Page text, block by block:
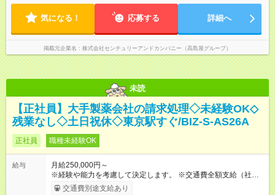
気になる！ 応募する 詳細へ
掲載元企業名 株式会社センチュリーアンドカンパニー（高島屋グループ）
未読
【正社員】大手製薬会社の請求処理◇未経験OK◇
残業なし◇土日祝休◇東京駅すぐ/BIZ-S-AS26A
正社員 職種未経験OK
給与
月給250,000円～
※経験や能力を考慮して決定します。 ※交通費全額支給（社内規
定あり） ※残業代全額支給（みなし残業代は含みません。残業
交通費別途支給あり